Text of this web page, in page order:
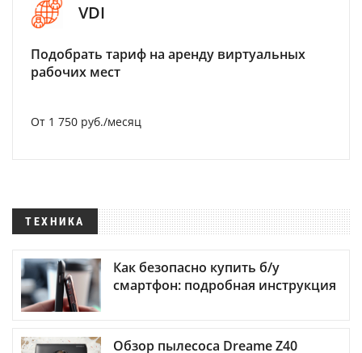
VDI
Подобрать тариф на аренду виртуальных
рабочих мест
От 1 750 руб./месяц
ТЕХНИКА
Как безопасно купить б/у
смартфон: подробная инструкция
Обзор пылесоса Dreame Z40